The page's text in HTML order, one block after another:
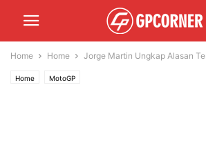
Home Home Jorge Martin Ungkap Alasan
Home MotoGP